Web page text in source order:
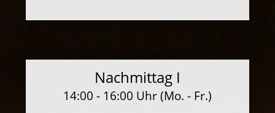
Nachmittag I
14:00 - 16:00 Uhr (Mo. - Fr.)